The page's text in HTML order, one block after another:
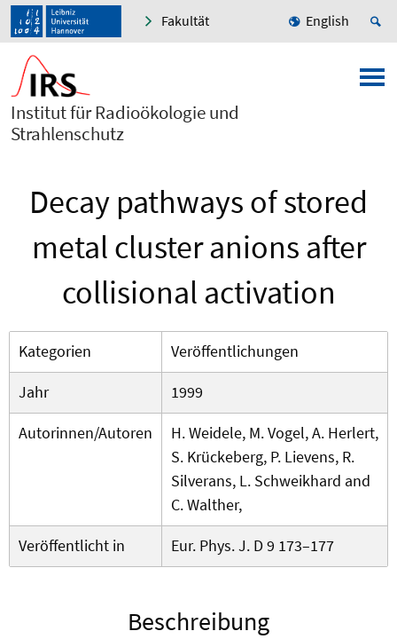
Fakultät English
Institut für Radioökologie und
Strahlenschutz
Decay pathways of stored
metal cluster anions after
collisional activation
Kategorien
Veröffentlichungen
Jahr
1999
Autorinnen/Autoren
H. Weidele, M. Vogel, A. Herlert,
S. Krückeberg, P. Lievens, R.
Silverans, L. Schweikhard and
C. Walther,
Veröffentlicht in
Eur. Phys. J. D 9 173–177
Beschreibung